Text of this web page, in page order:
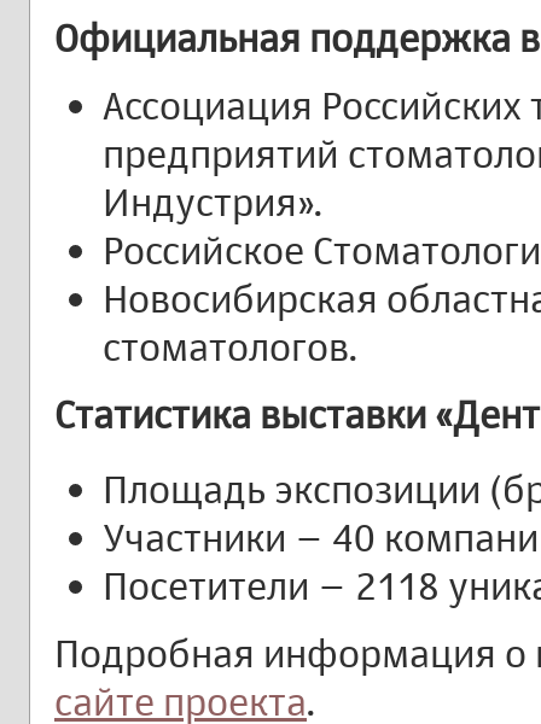
Официальная поддержка
Ассоциация
предприятий
Индустрия».
Российское
Новосибирская
стоматологов.
Статистика выставки
Площадь экспозиции
Участники – 40
Посетители – 2118
Подробная информация о
сайте проекта.